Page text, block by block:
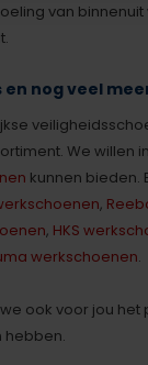
van
nog veel
We willen
kunnen bieden.
,
, HKS
werkschoenen.
ook voor jou
hebben.